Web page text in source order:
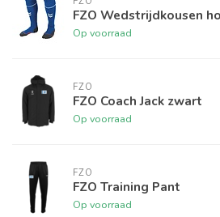
FZO Wedstrijdkousen
Op voorraad
FZO
FZO Coach Jack zwart
Op voorraad
FZO
FZO Training Pant
Op voorraad